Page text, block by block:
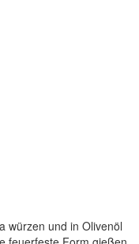
würzen und in Olivenöl